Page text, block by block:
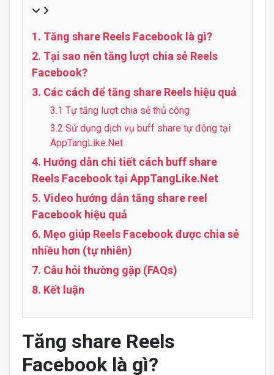
1. Tăng share Reels Facebook là gì?
2. Tại sao nên tăng lượt chia sẻ Reels
Facebook?
3. Các cách để tăng share Reels hiệu quả
3.1 Tự tăng lượt chia sẻ thủ công
3.2 Sử dụng dịch vụ buff share tự động tại
AppTangLike.Net
4. Hướng dẫn chi tiết cách buff share
Reels Facebook tại AppTangLike.Net
5. Video hướng dẫn tăng share reel
Facebook hiệu quả
6. Mẹo giúp Reels Facebook được chia sẻ
nhiều hơn (tự nhiên)
7. Câu hỏi thường gặp (FAQs)
8. Kết luận
Tăng share Reels
Facebook là gì?